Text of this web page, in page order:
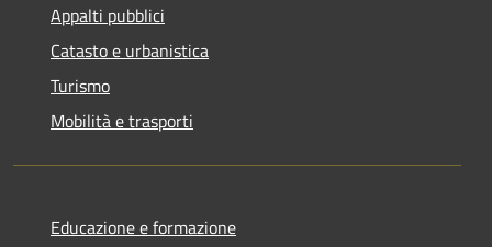
Appalti pubblici
Catasto e urbanistica
Turismo
Mobilità e trasporti
Educazione e formazione